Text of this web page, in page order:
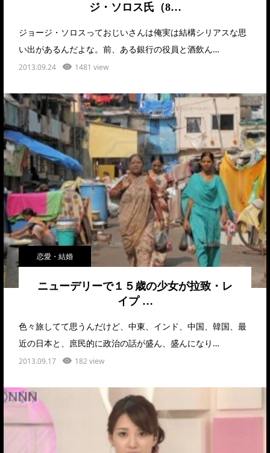
ジ・ソロス氏（8…
ジョージ・ソロスっておじいさんは俺実は結構シリアスな思
い出があるんだよな。前、ある銀行の役員と酒飲ん…
2013.09.24 1481 view
恋愛・結婚
ニューデリーで１５歳の少女が拉致・レ
イプ …
色々旅してて思うんだけど、中東、インド、中国、韓国、最
近の日本と、庶民的に政治の話が盛ん、盛んになり…
2013.09.17 182 view